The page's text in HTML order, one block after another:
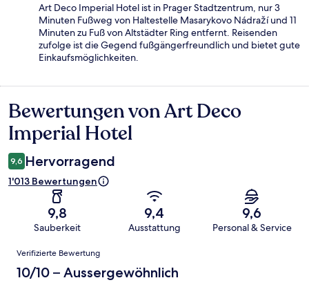
Art Deco Imperial Hotel ist in Prager Stadtzentrum, nur 3
Minuten Fußweg von Haltestelle Masarykovo Nádraží und 11
Minuten zu Fuß von Altstädter Ring entfernt. Reisenden
zufolge ist die Gegend fußgängerfreundlich und bietet gute
Einkaufsmöglichkeiten.
Bewertungen
Bewertungen von Art Deco
Imperial Hotel
9,6 Hervorragend
1'013 Bewertungen
9,8
Sauberkeit
9,4
Ausstattung
9,6
Personal & Service
Bewertungen
Verifizierte Bewertung
10/10 – Aussergewöhnlich